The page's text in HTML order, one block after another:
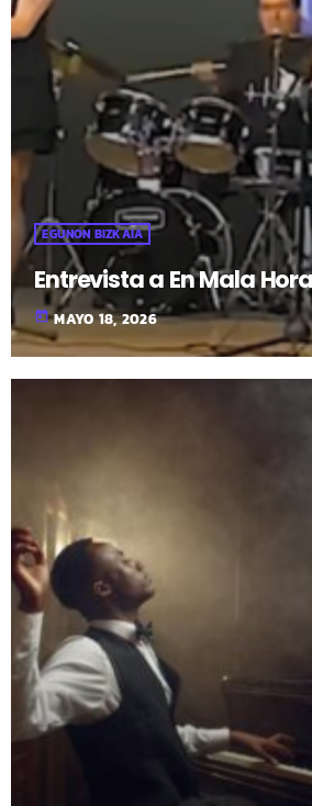
EGUNON BIZKAIA
Entrevista a En Mala Hora
today MAYO 18, 2026